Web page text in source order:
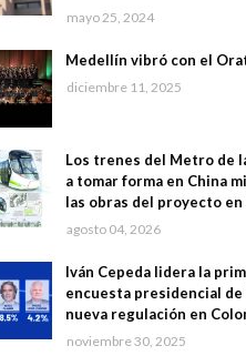
mayo 25, 2024
Medellín vibró con el
diciembre 11, 2025
Los trenes del Metro de
a tomar forma en China
las obras del proyecto
agosto 04, 2026
Iván Cepeda lidera la
encuesta presidencial
nueva regulación en
noviembre 30, 2025